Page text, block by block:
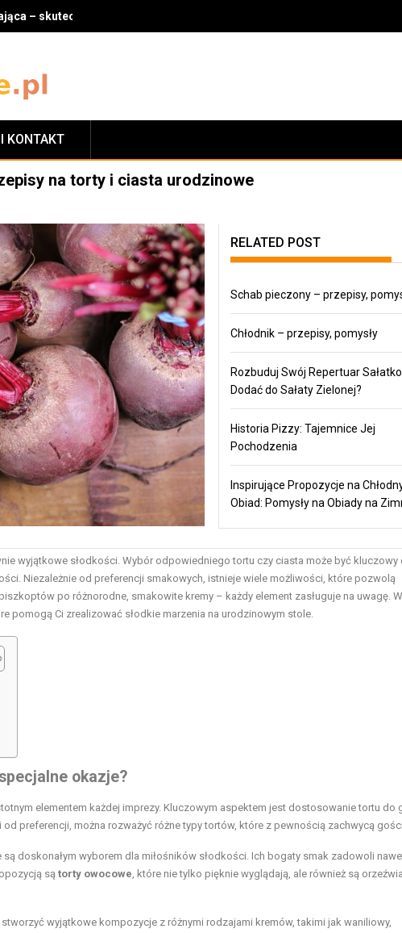
– skuteczny sposób na zrzucenie wagi
KONTAKT
na torty i ciasta urodzinowe
RELATED POST
Schab pieczony – przepisy,
Chłodnik – przepisy, pomysły
Rozbuduj Swój Repertuar
Dodać do Sałaty Zielonej?
Historia Pizzy: Tajemnice Jej
Pochodzenia
Inspirujące Propozycje na
Obiad: Pomysły na Obiady na
wyjątkowe słodkości. Wybór odpowiedniego tortu czy ciasta może być kluczowy
Niezależnie od preferencji smakowych, istnieje wiele możliwości, które pozwolą
po różnorodne, smakowite kremy – każdy element zasługuje na uwagę.
pomogą Ci zrealizować słodkie marzenia na urodzinowym stole.
okazje?
elementem każdej imprezy. Kluczowym aspektem jest dostosowanie tortu do
preferencji, można rozważyć różne typy tortów, które z pewnością zachwycą
są doskonałym wyborem dla miłośników słodkości. Ich bogaty smak zadowoli
są torty owocowe, które nie tylko pięknie wyglądają, ale również są
wyjątkowe kompozycje z różnymi rodzajami kremów, takimi jak waniliowy,